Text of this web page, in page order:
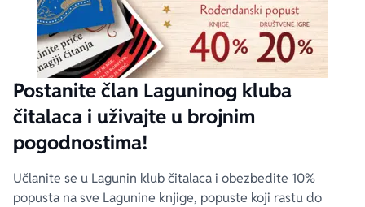
Postanite član Laguninog kluba
čitalaca i uživajte u brojnim
pogodnostima!
Učlanite se u Lagunin klub čitalaca i obezbedite 10%
popusta na sve Lagunine knjige, popuste koji rastu do